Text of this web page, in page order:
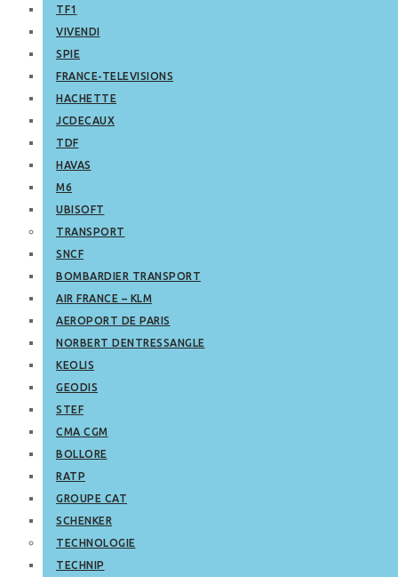
TF1
VIVENDI
SPIE
FRANCE-TELEVISIONS
HACHETTE
JCDECAUX
TDF
HAVAS
M6
UBISOFT
TRANSPORT
SNCF
BOMBARDIER TRANSPORT
AIR FRANCE – KLM
AEROPORT DE PARIS
NORBERT DENTRESSANGLE
KEOLIS
GEODIS
STEF
CMA CGM
BOLLORE
RATP
GROUPE CAT
SCHENKER
TECHNOLOGIE
TECHNIP